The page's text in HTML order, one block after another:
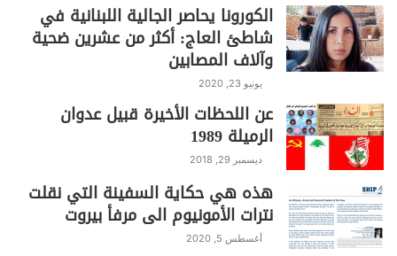
الكورونا يحاصر الجالية اللبنانية في
شاطئ العاج: أكثر من عشرين ضحية
وآلاف المصابين
يونيو 23, 2020
عن اللحظات الأخيرة قبيل عدوان
الرميلة 1989
ديسمبر 29, 2018
هذه هي حكاية السفينة التي نقلت
نترات الأمونيوم الى مرفأ بيروت
أغسطس 5, 2020